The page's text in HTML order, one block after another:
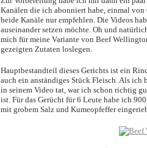
Kanälen die ich abonniert habe, einmal
beide Kanäle nur empfehlen. Die Videos
auseinander setzen möchte. Oh und
mich für meine Variante von Beef
gezeigten Zutaten loslegen.
Hauptbestandteil dieses Gerichts ist ein
auch ein anständiges Stück Fleisch. Als ich
in seinem Video tat, war ich schon richtig
ist. Für das Gerücht für 6 Leute habe ich
mit grobem Salz und Kumeopfeffer